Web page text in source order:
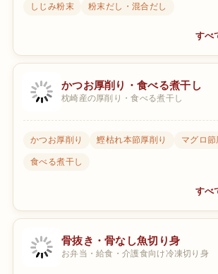
しじみ粉末 粉末だし・混合だし
すべ
かつお厚削り・食べる煮干し
枕崎産の厚削り・食べる煮干し
かつお厚削り 鰹枯れ本節厚削り マグロ節
食べる煮干し
すべ
骨抜き・骨なし魚切り身
お弁当・給食・介護食向け冷凍切り身